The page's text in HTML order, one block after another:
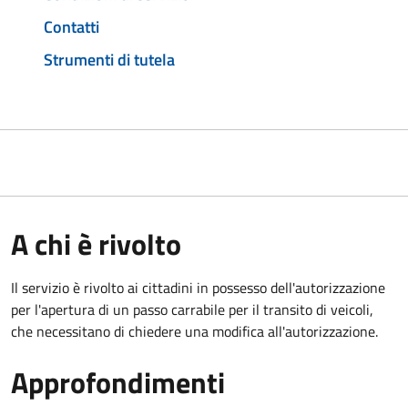
Contatti
Strumenti di tutela
A chi è rivolto
Il servizio è rivolto ai cittadini in possesso dell'autorizzazione
per l'apertura di un passo carrabile per il transito di veicoli,
che necessitano di chiedere una modifica all'autorizzazione.
Approfondimenti